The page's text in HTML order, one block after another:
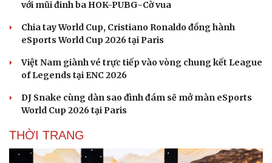
Sân khấu - Điện ảnh
Văn học
Âm nhạc
Di sản
Nghệ sĩ
Sao Việt
với mũi đinh ba HOK-PUBG-Cờ vua
Chia tay World Cup, Cristiano Ronaldo đồng hành
eSports World Cup 2026 tại Paris
Việt Nam giành vé trực tiếp vào vòng chung kết League
of Legends tại ENC 2026
DJ Snake cùng dàn sao đình đám sẽ mở màn eSports
World Cup 2026 tại Paris
THỜI TRANG